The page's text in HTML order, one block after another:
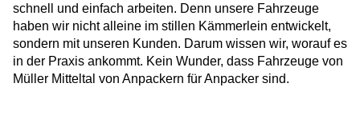
schnell und einfach arbeiten. Denn unsere Fahrzeuge
haben wir nicht alleine im stillen Kämmerlein entwickelt,
sondern mit unseren Kunden. Darum wissen wir, worauf es
in der Praxis ankommt. Kein Wunder, dass Fahrzeuge von
Müller Mitteltal von Anpackern für Anpacker sind.